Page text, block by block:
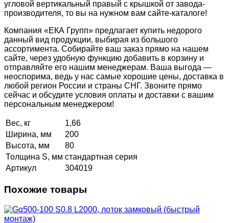
угловой вертикальный правый с крышкой от завода-
производителя, то вы на нужном вам сайте-каталоге!
Компания «ЕКА Групп» предлагает купить недорого
данный вид продукции, выбирая из большого
ассортимента. Собирайте ваш заказ прямо на нашем
сайте, через удобную функцию добавить в корзину и
отправляйте его нашим менеджерам. Ваша выгода —
неоспорима, ведь у нас самые хорошие цены, доставка в
любой регион России и страны СНГ. Звоните прямо
сейчас и обсудите условия оплаты и доставки с вашим
персональным менеджером!
Вес, кг
1,66
Ширина, мм
200
Высота, мм
80
Толщина S, мм стандартная серия
Артикул
304019
Похожие товары